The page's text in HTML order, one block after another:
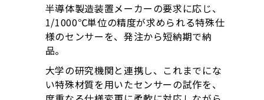
半導体製造装置メーカーの要求に応じ、
1/1000℃単位の精度が求められる特殊仕
様のセンサーを、発注から短納期で納
品。
大学の研究機関と連携し、これまでにな
い特殊材質を用いたセンサーの試作を、